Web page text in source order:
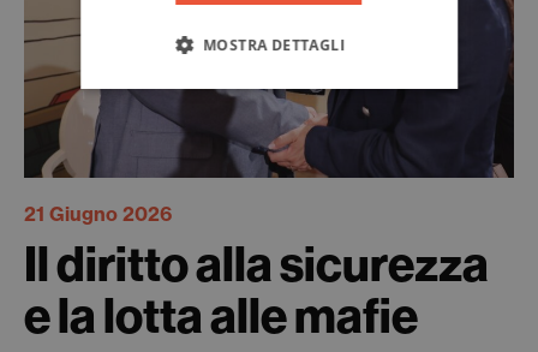
21 Giugno 2026
Il diritto alla sicurezza
e la lotta alle mafie
MOSTRA DETTAGLI